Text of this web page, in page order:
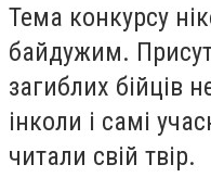
Тема конкурсу
байдужим.
загиблих бійців
інколи і самі
читали свій твір.